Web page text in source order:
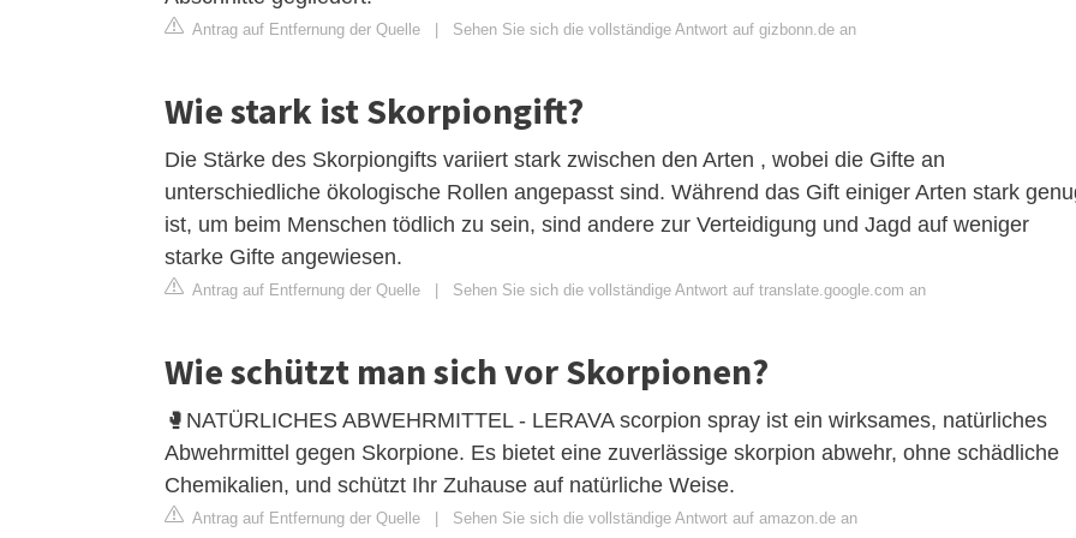
Antrag auf Entfernung der Quelle | Sehen Sie sich die vollständige Antwort auf gizbonn.de an
Wie stark ist Skorpiongift?
Die Stärke des Skorpiongifts variiert stark zwischen den Arten , wobei die Gifte an
unterschiedliche ökologische Rollen angepasst sind. Während das Gift einiger Arten stark
ist, um beim Menschen tödlich zu sein, sind andere zur Verteidigung und Jagd auf weniger
starke Gifte angewiesen.
Antrag auf Entfernung der Quelle | Sehen Sie sich die vollständige Antwort auf translate.google.com an
Wie schützt man sich vor Skorpionen?
🥊NATÜRLICHES ABWEHRMITTEL - LERAVA scorpion spray ist ein wirksames, natürliches
Abwehrmittel gegen Skorpione. Es bietet eine zuverlässige skorpion abwehr, ohne schädliche
Chemikalien, und schützt Ihr Zuhause auf natürliche Weise.
Antrag auf Entfernung der Quelle | Sehen Sie sich die vollständige Antwort auf amazon.de an